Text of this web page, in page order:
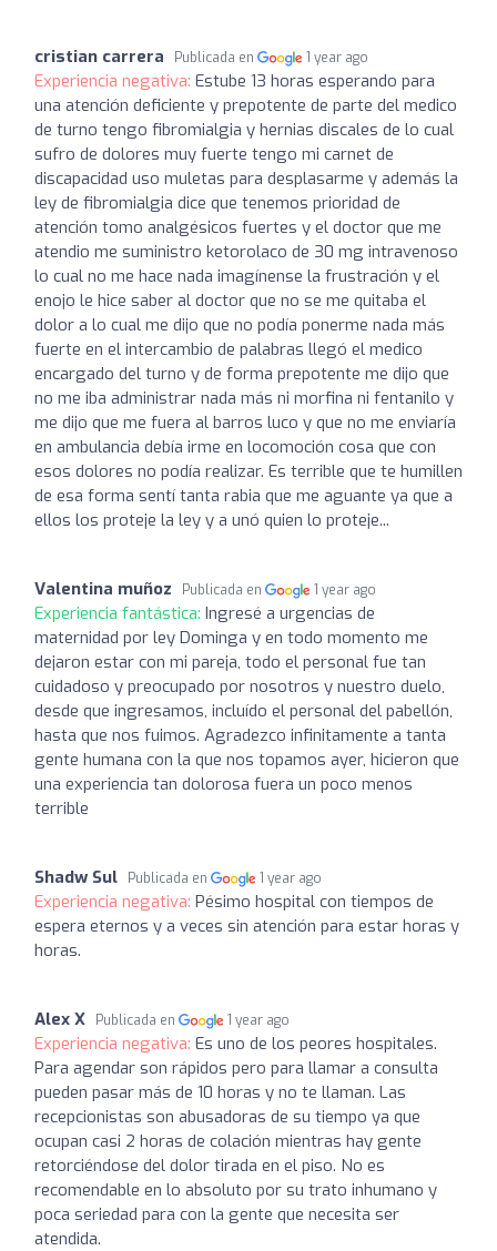
cristian carrera Publicada en 1 year ago
Experiencia negativa: Estube 13 horas esperando para
una atención deficiente y prepotente de parte del medico
de turno tengo fibromialgia y hernias discales de lo cual
sufro de dolores muy fuerte tengo mi carnet de
discapacidad uso muletas para desplasarme y además la
ley de fibromialgia dice que tenemos prioridad de
atención tomo analgésicos fuertes y el doctor que me
atendio me suministro ketorolaco de 30 mg intravenoso
lo cual no me hace nada imagínense la frustración y el
enojo le hice saber al doctor que no se me quitaba el
dolor a lo cual me dijo que no podía ponerme nada más
fuerte en el intercambio de palabras llegó el medico
encargado del turno y de forma prepotente me dijo que
no me iba administrar nada más ni morfina ni fentanilo y
me dijo que me fuera al barros luco y que no me enviaría
en ambulancia debía irme en locomoción cosa que con
esos dolores no podía realizar. Es terrible que te humillen
de esa forma sentí tanta rabia que me aguante ya que a
ellos los proteje la ley y a unó quien lo proteje...
Valentina muñoz Publicada en 1 year ago
Experiencia fantástica: Ingresé a urgencias de
maternidad por ley Dominga y en todo momento me
dejaron estar con mi pareja, todo el personal fue tan
cuidadoso y preocupado por nosotros y nuestro duelo,
desde que ingresamos, incluído el personal del pabellón,
hasta que nos fuimos. Agradezco infinitamente a tanta
gente humana con la que nos topamos ayer, hicieron que
una experiencia tan dolorosa fuera un poco menos
terrible
Shadw Sul Publicada en 1 year ago
Experiencia negativa: Pésimo hospital con tiempos de
espera eternos y a veces sin atención para estar horas y
horas.
Alex X Publicada en 1 year ago
Experiencia negativa: Es uno de los peores hospitales.
Para agendar son rápidos pero para llamar a consulta
pueden pasar más de 10 horas y no te llaman. Las
recepcionistas son abusadoras de su tiempo ya que
ocupan casi 2 horas de colación mientras hay gente
retorciéndose del dolor tirada en el piso. No es
recomendable en lo absoluto por su trato inhumano y
poca seriedad para con la gente que necesita ser
atendida.